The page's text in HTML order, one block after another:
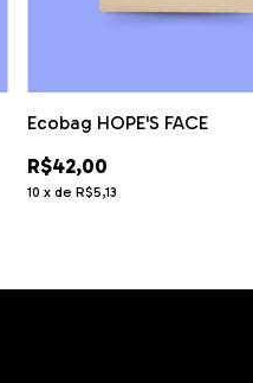
Ecobag HOPE'S FACE
R$42,00
10 x de R$5,13